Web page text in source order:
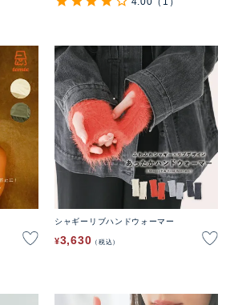
シャギーリブハンドウォーマー
¥3,630 税込